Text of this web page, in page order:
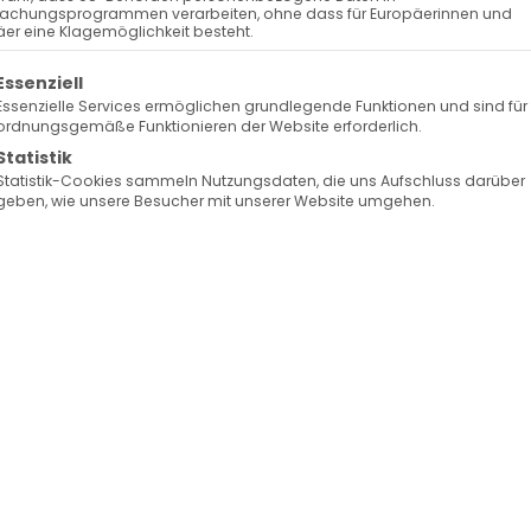
verarbeiten, ohne dass für Europäerinnen und
eine Klagemöglichkeit besteht.
eine Liste der Service-Gruppen, für
Services ermöglichen grundlegende Funktionen und sind
Funktionieren der Website erforderlich.
Cookies sammeln Nutzungsdaten, die uns Aufschluss darüber
wie unsere Besucher mit unserer Website umgehen.